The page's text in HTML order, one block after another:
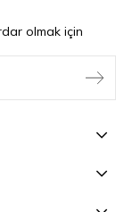
olmak için